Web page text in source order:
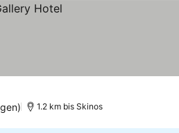
1.2 km bis Skinos